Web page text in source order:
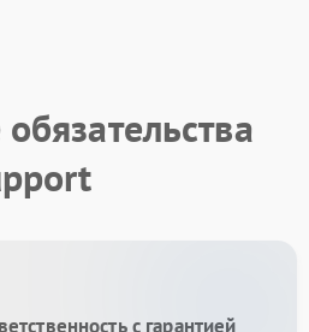
с гарантией